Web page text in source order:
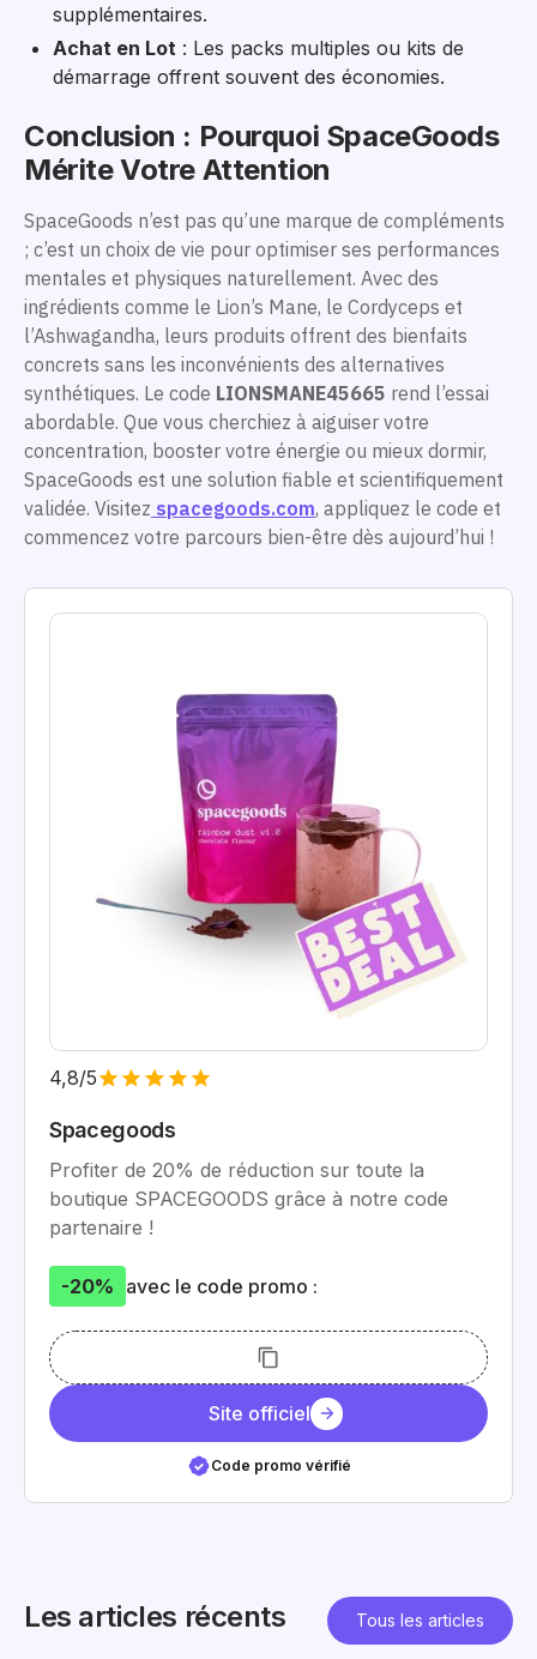
supplémentaires.
Achat en Lot : Les packs multiples ou kits de
démarrage offrent souvent des économies.
Conclusion : Pourquoi SpaceGoods
Mérite Votre Attention
SpaceGoods n’est pas qu’une marque de compléments
; c’est un choix de vie pour optimiser ses performances
mentales et physiques naturellement. Avec des
ingrédients comme le Lion’s Mane, le Cordyceps et
l’Ashwagandha, leurs produits offrent des bienfaits
concrets sans les inconvénients des alternatives
synthétiques. Le code LIONSMANE45665 rend l’essai
abordable. Que vous cherchiez à aiguiser votre
concentration, booster votre énergie ou mieux dormir,
SpaceGoods est une solution fiable et scientifiquement
validée. Visitez spacegoods.com, appliquez le code et
commencez votre parcours bien-être dès aujourd’hui !
4,8/5
Spacegoods
Profiter de 20% de réduction sur toute la
boutique SPACEGOODS grâce à notre code
partenaire !
-20% avec le code promo :
Site officiel
Code promo vérifié
Les articles récents Tous les articles